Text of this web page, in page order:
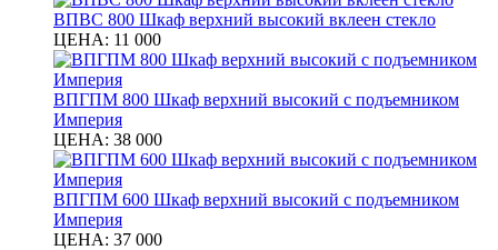
ВПВС 800 Шкаф верхний высокий вклеен стекло
ЦЕНА: 11 000
ВПГПМ 800 Шкаф верхний высокий с подъемником
Империя
ЦЕНА: 38 000
ВПГПМ 600 Шкаф верхний высокий с подъемником
Империя
ЦЕНА: 37 000